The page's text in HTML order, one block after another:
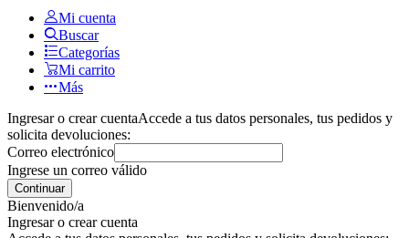
Mi cuenta
Buscar
Categorías
Mi carrito
Más
Ingresar o crear cuentaAccede a tus datos personales, tus pedidos y
solicita devoluciones:
Correo electrónico
Ingrese un correo válido
Continuar
Bienvenido/a
Ingresar o crear cuenta